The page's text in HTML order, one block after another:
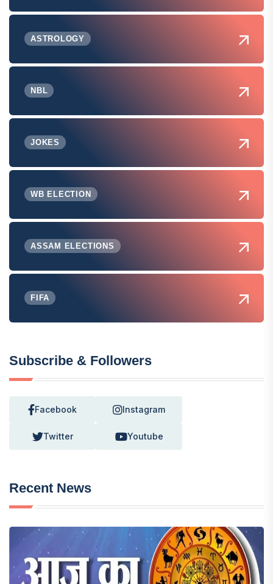
ASTROLOGY
NBL
JOKES
WB ELECTION
ASSAM ELECTIONS
FIFA
Subscribe & Followers
Facebook Instagram
Twitter Youtube
Recent News